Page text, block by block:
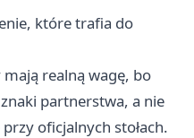
które trafia do
realną wagę, bo
partnerstwa, a nie
oficjalnych stołach.